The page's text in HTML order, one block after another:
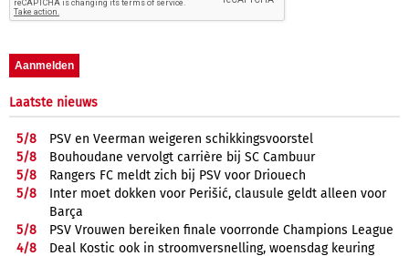
Laatste nieuws
5/8
PSV en Veerman weigeren schikkingsvoorstel
5/8
Bouhoudane vervolgt carrière bij SC Cambuur
5/8
Rangers FC meldt zich bij PSV voor Driouech
5/8
Inter moet dokken voor Perišić, clausule geldt alleen voor
Barça
5/8
PSV Vrouwen bereiken finale voorronde Champions League
4/8
Deal Kostic ook in stroomversnelling, woensdag keuring